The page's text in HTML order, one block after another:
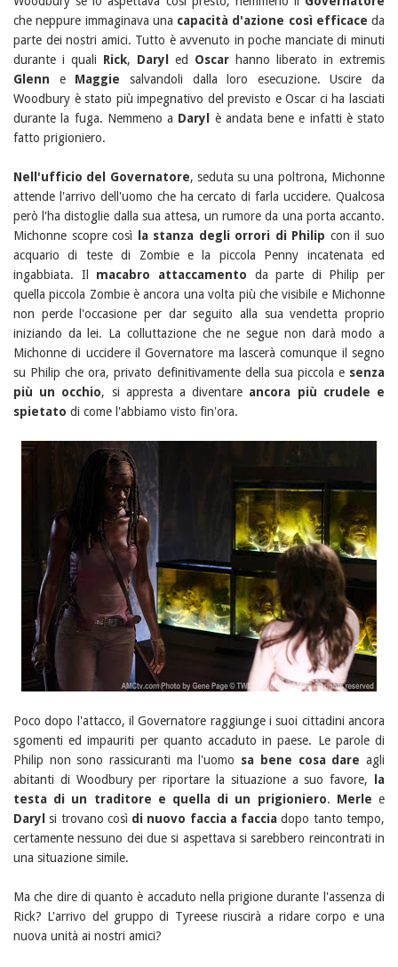
che neppure immaginava una capacità d'azione così efficace da
parte dei nostri amici. Tutto è avvenuto in poche manciate di minuti
durante i quali Rick, Daryl ed Oscar hanno liberato in extremis
Glenn e Maggie salvandoli dalla loro esecuzione. Uscire da
Woodbury è stato più impegnativo del previsto e Oscar ci ha lasciati
durante la fuga. Nemmeno a Daryl
è andata bene e infatti è stato
fatto prigioniero.
Nell'ufficio del Governatore, seduta su una poltrona, Michonne
attende l'arrivo dell'uomo che ha cercato di farla uccidere. Qualcosa
però l'ha distoglie dalla sua attesa, un rumore da una porta accanto.
Michonne scopre così
la stanza degli orrori di Philip con il suo
acquario di teste di Zombie e la piccola Penny incatenata ed
ingabbiata. Il macabro attaccamento da parte di Philip per
quella piccola Zombie è ancora una volta più che visibile e Michonne
non perde l'occasione per dar seguito alla sua vendetta proprio
iniziando da lei. La colluttazione che ne segue non darà modo a
Michonne di uccidere il Governatore ma lascerà comunque il segno
su Philip che ora, privato definitivamente della sua piccola e senza
più un occhio, si appresta a diventare ancora più crudele e
spietato di come l'abbiamo visto fin'ora.
Poco dopo l'attacco, il Governatore raggiunge i suoi cittadini ancora
sgomenti ed impauriti per quanto accaduto in paese. Le parole di
Philip non sono rassicuranti ma l'uomo sa bene cosa dare agli
abitanti di Woodbury per riportare la situazione a suo favore,
la
testa di un traditore e quella di un prigioniero. Merlee
Darylsi trovano così di nuovo faccia a faccia dopo tanto tempo,
certamente nessuno dei due si aspettava si sarebbero reincontrati in
una situazione simile.
Ma che dire di quanto è accaduto nella prigione durante l'assenza di
Rick? L'arrivo del gruppo di Tyreese riuscirà a ridare corpo e una
nuova unità ai nostri amici?